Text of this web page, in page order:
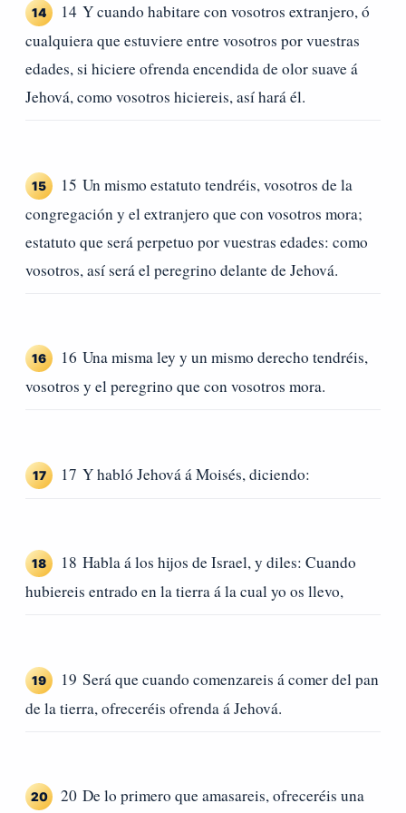
14
14 Y cuando habitare con vosotros extranjero, ó
cualquiera que estuviere entre vosotros por vuestras
edades, si hiciere ofrenda encendida de olor suave á
Jehová, como vosotros hiciereis, así hará él.
15
15 Un mismo estatuto tendréis, vosotros de la
congregación y el extranjero que con vosotros mora;
estatuto que será perpetuo por vuestras edades: como
vosotros, así será el peregrino delante de Jehová.
16
16 Una misma ley y un mismo derecho tendréis,
vosotros y el peregrino que con vosotros mora.
17 17 Y habló Jehová á Moisés, diciendo:
18
18 Habla á los hijos de Israel, y diles: Cuando
hubiereis entrado en la tierra á la cual yo os llevo,
19
19 Será que cuando comenzareis á comer del pan
de la tierra, ofreceréis ofrenda á Jehová.
20
20 De lo primero que amasareis, ofreceréis una